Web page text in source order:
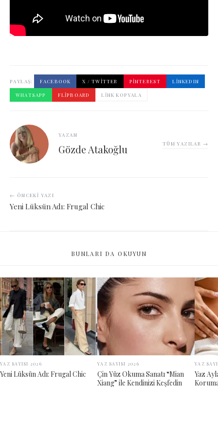
PAYLAŞ: FACEBOOK X / TWITTER PINTEREST
LINKEDIN
WHATSAPP
FLIPBOARD LINK KOPYALA
YAZAN
Gözde Atakoğlu TÜM YAZILAR →
← ÖNCEKI YAZI
Yeni Lüksün Adı: Frugal Chic
BUNLARI DA OKUYUN
YAZ SAYISI 2026
Yeni Lüksün Adı: Frugal Chic
YAZ SAYISI 2026
Çin Yüz Okuma Sanatı “Mian
Xiang” ile Kendinizi Keşfedin
YAZ
Yaz